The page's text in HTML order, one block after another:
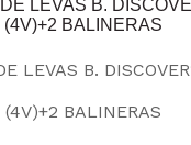
LEVAS B.
(4V)+2 BALINERAS